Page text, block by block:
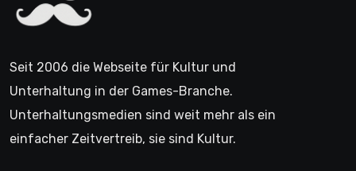
Seit 2006 die Webseite für Kultur und
Unterhaltung in der Games-Branche.
Unterhaltungsmedien sind weit mehr als ein
einfacher Zeitvertreib, sie sind Kultur.